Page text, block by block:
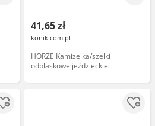
41,65 zł
konik.com.pl
HORZE Kamizelka/szelki
odblaskowe jeździeckie